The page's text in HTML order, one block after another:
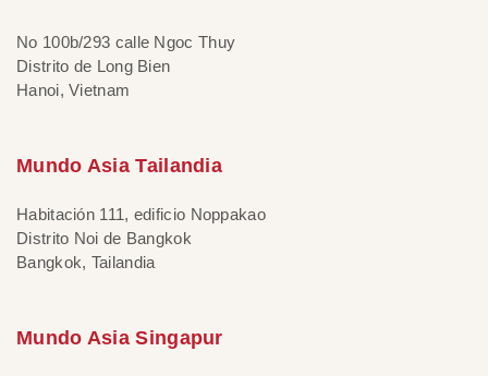
No 100b/293 calle Ngoc Thuy
Distrito de Long Bien
Hanoi, Vietnam
Mundo Asia Tailandia
Habitación 111, edificio Noppakao
Distrito Noi de Bangkok
Bangkok, Tailandia
Mundo Asia Singapur